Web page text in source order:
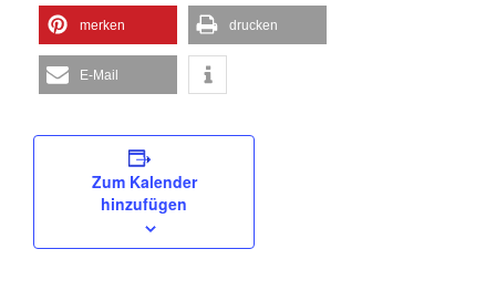
merken drucken
E-Mail
Zum Kalender
hinzufügen